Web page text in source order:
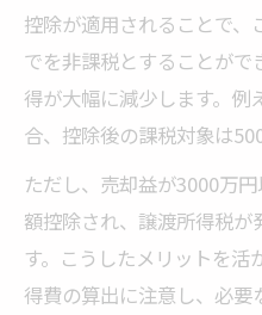
控除が適用されることで、
でを非課税とすることが
得が大幅に減少します。
合、控除後の課税対象は
ただし、売却益が3000万
額控除され、譲渡所得税が
す。こうしたメリットを
得費の算出に注意し、必